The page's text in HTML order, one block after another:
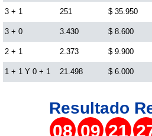
Lotería del Cauca
Lotería de Boyaca
Extra de Colombia
Antioqueñita Día
3 + 1 251 $ 35.950
3 + 0 3.430 $ 8.600
2 + 1 2.373 $ 9.900
1 + 1 Y 0 + 1 21.498 $ 6.000
Resultado
08 09 21